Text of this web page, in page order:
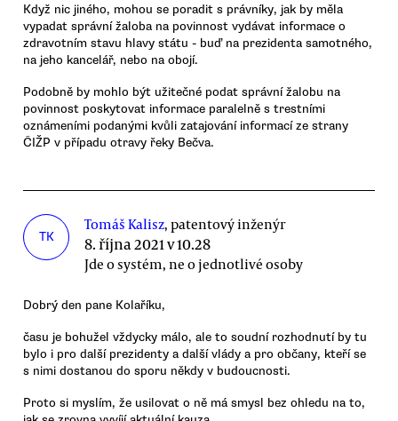
Když nic jiného, mohou se poradit s právníky, jak by měla
vypadat správní žaloba na povinnost vydávat informace o
zdravotním stavu hlavy státu - buď na prezidenta samotného,
na jeho kancelář, nebo na obojí.
Podobně by mohlo být užitečné podat správní žalobu na
povinnost poskytovat informace paralelně s trestními
oznámeními podanými kvůli zatajování informací ze strany
ČIŽP v případu otravy řeky Bečva.
TK
Tomáš Kalisz, patentový inženýr
8. října 2021 v 10.28
Jde o systém, ne o jednotlivé osoby
Dobrý den pane Kolaříku,
času je bohužel vždycky málo, ale to soudní rozhodnutí by tu
bylo i pro další prezidenty a další vlády a pro občany, kteří se
s nimi dostanou do sporu někdy v budoucnosti.
Proto si myslím, že usilovat o ně má smysl bez ohledu na to,